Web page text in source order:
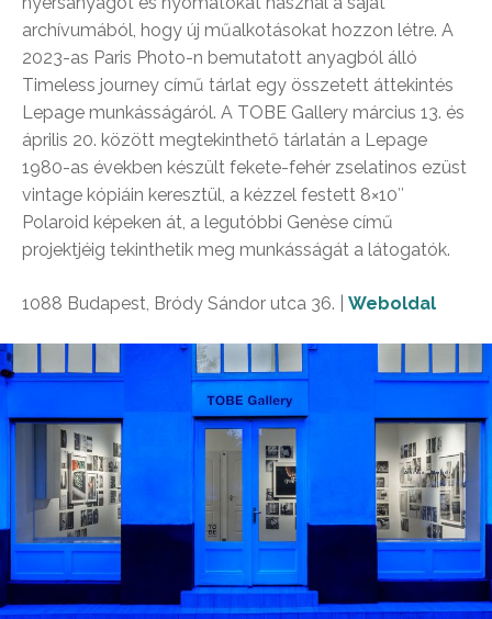
archívumából, hogy új műalkotásokat hozzon létre. A
2023-as Paris Photo-n bemutatott anyagból álló
Timeless journey című tárlat egy összetett áttekintés
Lepage munkásságáról. A TOBE Gallery március 13. és
április 20. között megtekinthető tárlatán a Lepage
1980-as években készült fekete-fehér zselatinos ezüst
vintage kópiáin keresztül, a kézzel festett 8×10″
Polaroid képeken át, a legutóbbi Genèse című
projektjéig tekinthetik meg munkásságát a látogatók.
1088 Budapest, Bródy Sándor utca 36. | Weboldal